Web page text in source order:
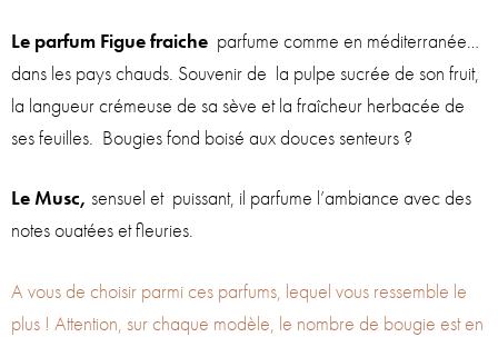
Le parfum Figue fraiche parfume comme en méditerranée…
dans les pays chauds. Souvenir de la pulpe sucrée de son fruit,
la langueur crémeuse de sa sève et la fraîcheur herbacée de
ses feuilles. Bougies fond boisé aux douces senteurs ?
Le Musc, sensuel et puissant, il parfume l’ambiance avec des
notes ouatées et fleuries.
A vous de choisir parmi ces parfums, lequel vous ressemble le
plus ! Attention, sur chaque modèle, le nombre de bougie est en